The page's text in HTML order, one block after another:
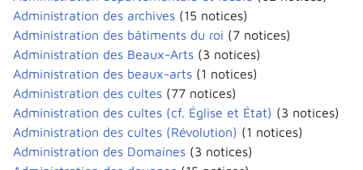
Administration des archives (15 notices)
Administration des bâtiments du roi (7 notices)
Administration des Beaux-Arts (3 notices)
Administration des beaux-arts (1 notices)
Administration des cultes (77 notices)
Administration des cultes (cf. Église et État) (3 notices)
Administration des cultes (Révolution) (1 notices)
Administration des Domaines (3 notices)